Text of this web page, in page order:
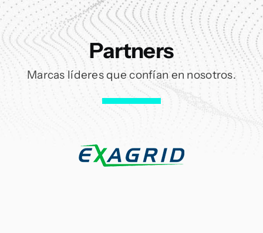
Partners
Marcas líderes que confían en nosotros.